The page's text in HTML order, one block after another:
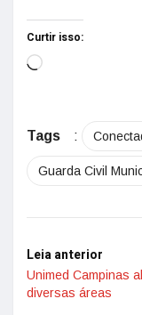
Curtir isso:
Tags :
Guarda Civil
Leia anterior
Unimed Campinas
diversas áreas